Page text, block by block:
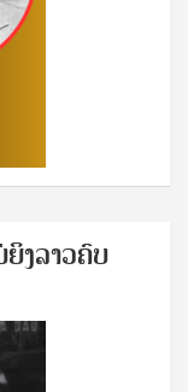
ງ​​ລາວຄົບ​